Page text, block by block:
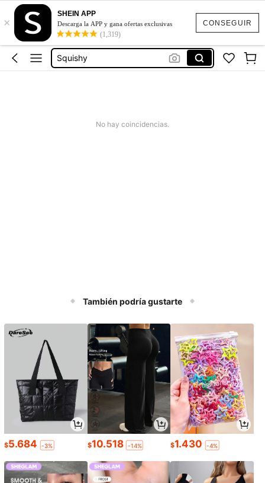
CONSEGUIR
×
SHEIN APP
Descarga la APP y gana ofertas exclusivas
(1,319)
Jeans Mujer
Squishies
Squishy
No hay coincidencias.
También podría gustarte
$5.684 -3% $10.518 -14% $1.430 -4%